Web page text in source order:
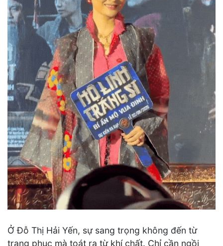
Ở Đỗ Thị Hải Yến, sự sang trọng không đến từ
trang phục mà toát ra từ khí chất. Chỉ cần ngồi